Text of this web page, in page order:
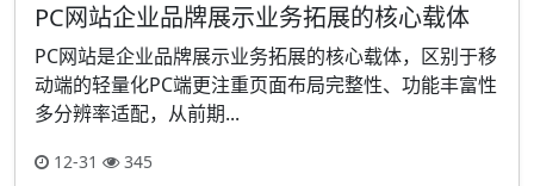
PC网站企业品牌展示业务拓展的核心载体
PC网站是企业品牌展示业务拓展的核心载体，区别于移
动端的轻量化PC端更注重页面布局完整性、功能丰富性
多分辨率适配，从前期...
12-31 345